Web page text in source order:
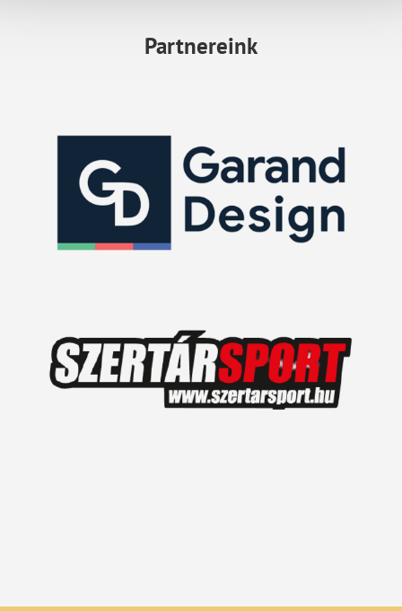
Partnereink